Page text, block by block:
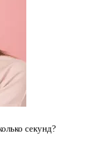
секунд?